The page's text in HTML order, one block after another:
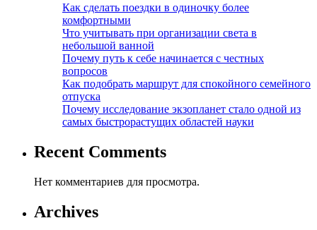
Как сделать поездки в одиночку более
комфортными
Что учитывать при организации света в
небольшой ванной
Почему путь к себе начинается с честных
вопросов
Как подобрать маршрут для спокойного семейного
отпуска
Почему исследование экзопланет стало одной из
самых быстрорастущих областей науки
Recent Comments
Нет комментариев для просмотра.
Archives